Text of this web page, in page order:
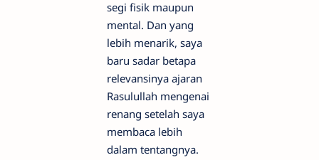
segi fisik maupun
mental. Dan yang
lebih menarik, saya
baru sadar betapa
relevansinya ajaran
Rasulullah mengenai
renang setelah saya
membaca lebih
dalam tentangnya.